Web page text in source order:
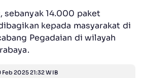
sebanyak 14.000 paket
kepada masyarakat di
Pegadaian di wilayah
Feb 2025 21:32 WIB